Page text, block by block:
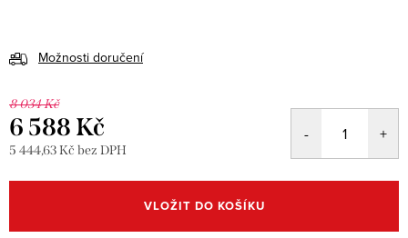
Možnosti doručení
8 034 Kč
6 588 Kč
5 444,63 Kč bez DPH
cena:
VLOŽIT DO KOŠÍKU